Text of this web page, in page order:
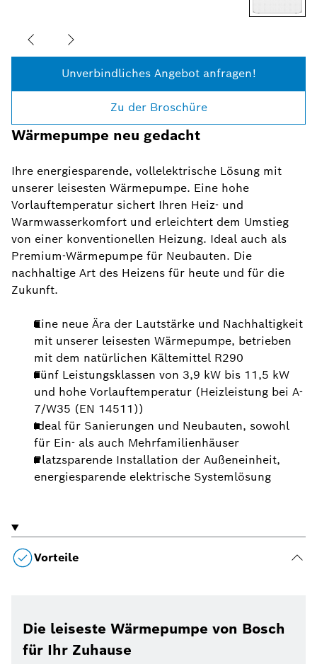
Unverbindliches Angebot anfragen!
Zu der Broschüre
Wärmepumpe neu gedacht
Ihre energiesparende, vollelektrische Lösung mit
unserer leisesten Wärmepumpe. Eine hohe
Vorlauftemperatur sichert Ihren Heiz- und
Warmwasserkomfort und erleichtert dem Umstieg
von einer konventionellen Heizung. Ideal auch als
Premium-Wärmepumpe für Neubauten. Die
nachhaltige Art des Heizens für heute und für die
Zukunft.
Eine neue Ära der Lautstärke und Nachhaltigkeit
mit unserer leisesten Wärmepumpe, betrieben
mit dem natürlichen Kältemittel R290
Fünf Leistungsklassen von 3,9 kW bis 11,5 kW
und hohe Vorlauftemperatur (Heizleistung bei A-
7/W35 (EN 14511))
Ideal für Sanierungen und Neubauten, sowohl
für Ein- als auch Mehrfamilienhäuser
Platzsparende Installation der Außeneinheit,
energiesparende elektrische Systemlösung
Vorteile
Die leiseste Wärmepumpe von Bosch
für Ihr Zuhause